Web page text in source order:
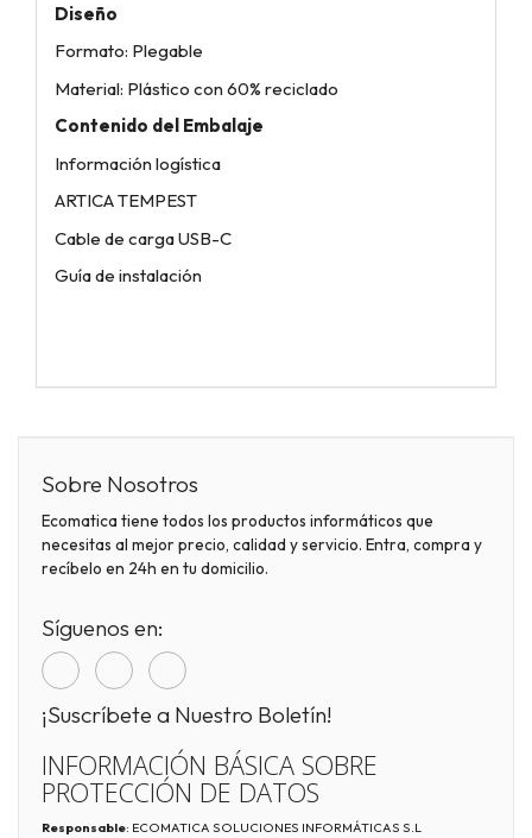
Diseño
Formato: Plegable
Material: Plástico con 60% reciclado
Contenido del Embalaje
Información logística
ARTICA TEMPEST
Cable de carga USB-C
Guía de instalación
Sobre Nosotros
Ecomatica tiene todos los productos informáticos que
necesitas al mejor precio, calidad y servicio. Entra, compra y
recíbelo en 24h en tu domicilio.
Síguenos en:
¡Suscríbete a Nuestro Boletín!
INFORMACIÓN BÁSICA SOBRE
PROTECCIÓN DE DATOS
Responsable: ECOMATICA SOLUCIONES INFORMÁTICAS S.L